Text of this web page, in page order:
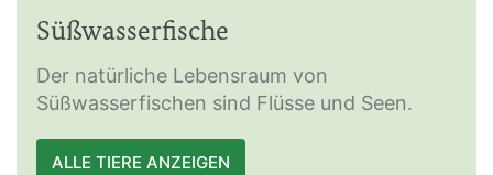
Süßwasserfische
Der natürliche Lebensraum von
Süßwasserfischen sind Flüsse und Seen.
ALLE TIERE ANZEIGEN